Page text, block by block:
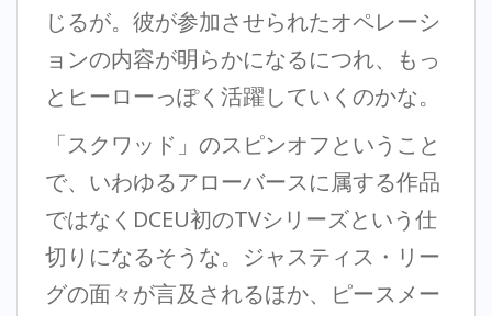
じるが。彼が参加させられたオペレーシ
ョンの内容が明らかになるにつれ、もっ
とヒーローっぽく活躍していくのかな。
「スクワッド」のスピンオフということ
で、いわゆるアローバースに属する作品
ではなくDCEU初のTVシリーズという仕
切りになるそうな。ジャスティス・リー
グの面々が言及されるほか、ピースメー